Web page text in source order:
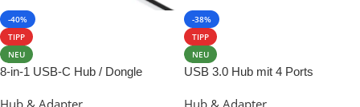
-40%
TIPP
NEU
8-in-1 USB-C Hub / Dongle
-38%
TIPP
NEU
USB 3.0 Hub mit 4 Ports